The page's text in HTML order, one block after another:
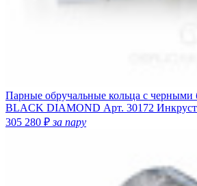
Парные обручальные кольца с черными
BLACK DIAMOND Арт. 30172
305 280 ₽за пару